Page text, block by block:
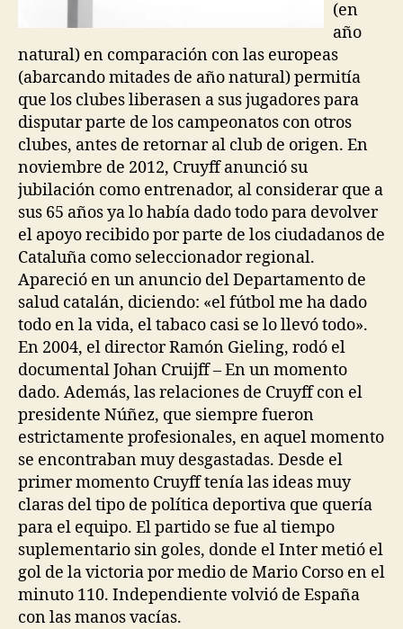
(en
año
natural) en comparación con las europeas
(abarcando mitades de año natural) permitía
que los clubes liberasen a sus jugadores para
disputar parte de los campeonatos con otros
clubes, antes de retornar al club de origen. En
noviembre de 2012, Cruyff anunció su
jubilación como entrenador, al considerar que a
sus 65 años ya lo había dado todo para devolver
el apoyo recibido por parte de los ciudadanos de
Cataluña como seleccionador regional.
Apareció en un anuncio del Departamento de
salud catalán, diciendo: «el fútbol me ha dado
todo en la vida, el tabaco casi se lo llevó todo».
En 2004, el director Ramón Gieling, rodó el
documental Johan Cruijff – En un momento
dado. Además, las relaciones de Cruyff con el
presidente Núñez, que siempre fueron
estrictamente profesionales, en aquel momento
se encontraban muy desgastadas. Desde el
primer momento Cruyff tenía las ideas muy
claras del tipo de política deportiva que quería
para el equipo. El partido se fue al tiempo
suplementario sin goles, donde el Inter metió el
gol de la victoria por medio de Mario Corso en el
minuto 110. Independiente volvió de España
con las manos vacías.